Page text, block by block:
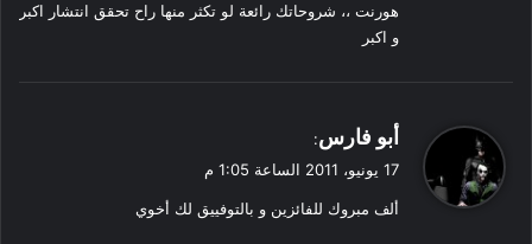
هورنت ،، شروحاتك رائعة لو تكثر منها راح تحقق انتشار اكبر
و اكبر
ي
ق
ل
أبو فارس:
17 يونيو، 2011 الساعة 1:05 م
ألف مبروك للفائزين و بالتوفييق لك أخوي